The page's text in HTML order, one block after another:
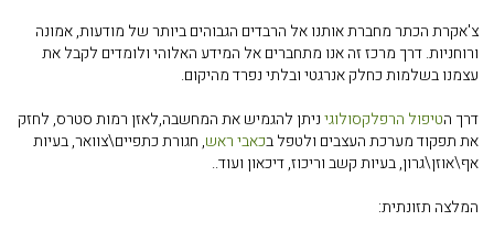
צ'אקרת הכתר מחברת אותנו אל הרבדים הגבוהים ביותר של מודעות, אמונה
ורוחניות. דרך מרכז זה אנו מתחברים אל המידע האלוהי ולומדים לקבל את
עצמנו בשלמות כחלק אנרגטי ובלתי נפרד מהיקום.
דרך הטיפול הרפלקסולוגיניתן להגמיש את המחשבה,לאזן רמות סטרס, לחזק
את תפקוד מערכת העצבים ולטפל בכאבי ראש, חגורת כתפיים\צוואר, בעיות
אף\אוזן\גרון, בעיות קשב וריכוז, דיכאון ועוד..
המלצה תזונתית: